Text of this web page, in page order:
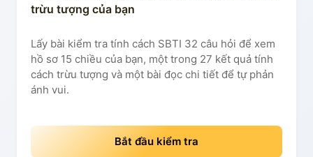
trừu tượng của bạn
Lấy bài kiểm tra tính cách SBTI 32 câu hỏi để xem
hồ sơ 15 chiều của bạn, một trong 27 kết quả tính
cách trừu tượng và một bài đọc chi tiết để tự phản
ánh vui.
Bắt đầu kiểm tra